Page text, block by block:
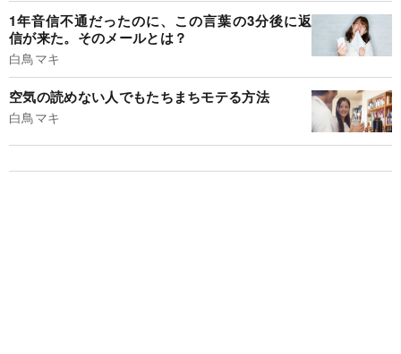
1年音信不通だったのに、この言葉の3分後に返
信が来た。そのメールとは？
白鳥マキ
空気の読めない人でもたちまちモテる方法
白鳥マキ